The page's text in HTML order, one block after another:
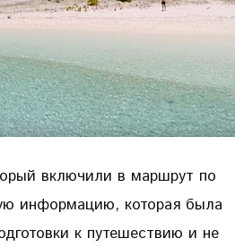
включили в маршрут по
информацию, которая была
к путешествию и не